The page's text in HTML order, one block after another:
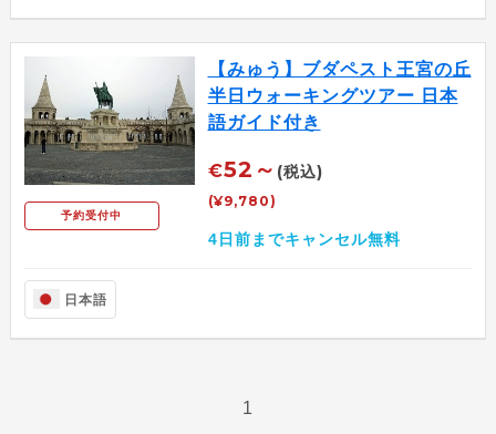
予約受付中
【みゅう】ブダペスト王宮の丘
半日ウォーキングツアー 日本
語ガイド付き
€52～ (税込)
(¥9,780)
4日前までキャンセル無料
日本語
1